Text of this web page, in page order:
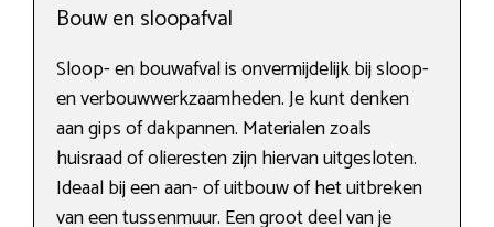
Bouw en sloopafval
Sloop- en bouwafval is onvermijdelijk bij sloop-
en verbouwwerkzaamheden. Je kunt denken
aan gips of dakpannen. Materialen zoals
huisraad of olieresten zijn hiervan uitgesloten.
Ideaal bij een aan- of uitbouw of het uitbreken
van een tussenmuur. Een groot deel van je